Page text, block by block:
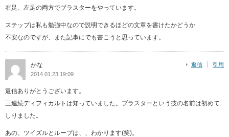
右足、左足の両方でブラスターをやっています。
ステップは私も勉強中なので説明できるほどの文章を書けたかどうか
不安なのですが、また記事にでも書こうと思っています。
かな
2014.01.23 19:09
返信 引用
返信ありがとうございます。
三連続ディフィカルトは知っていました。ブラスターという技の名前は初めて
しりました。
あの、ツイズルとループは、、わかります(笑)。